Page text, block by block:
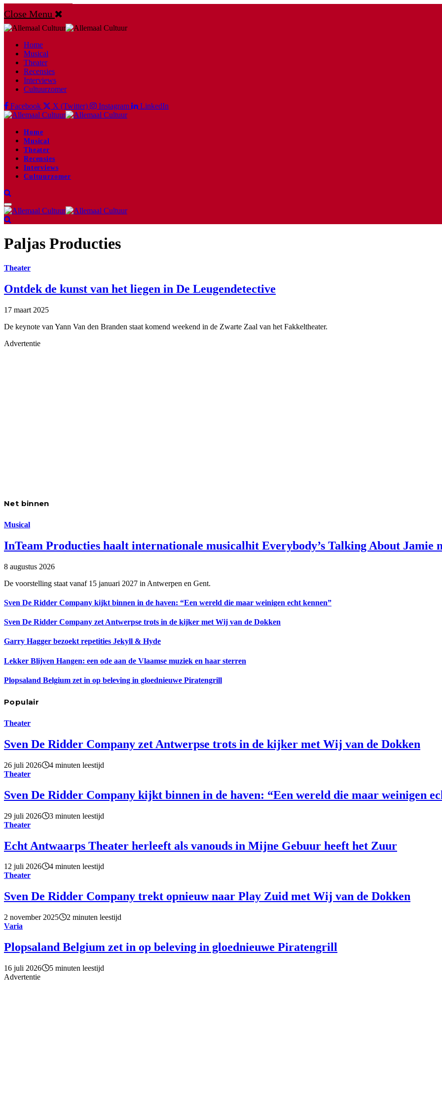
Close Menu
Home
Musical
Theater
Recensies
Interviews
Cultuurzomer
Facebook
X (Twitter) Instagram LinkedIn
Home
Musical
Theater
Recensies
Interviews
Cultuurzomer
Paljas Producties
Theater
Ontdek de kunst van het liegen in De Leugendetective
17 maart 2025
De keynote van Yann Van den Branden staat komend weekend in de Zwarte Zaal van het Fakkeltheater.
Advertentie
Net binnen
Musical
InTeam Producties haalt internationale musicalhit Everybody’s Talking About Jamie
8 augustus 2026
De voorstelling staat vanaf 15 januari 2027 in Antwerpen en Gent.
Sven De Ridder Company kijkt binnen in de haven: “Een wereld die maar weinigen echt kennen”
Sven De Ridder Company zet Antwerpse trots in de kijker met Wij van de Dokken
Garry Hagger bezoekt repetities Jekyll & Hyde
Lekker Blijven Hangen: een ode aan de Vlaamse muziek en haar sterren
Plopsaland Belgium zet in op beleving in gloednieuwe Piratengrill
Populair
Theater
Sven De Ridder Company zet Antwerpse trots in de kijker met Wij van de Dokken
26 juli 2026
4 minuten leestijd
Theater
Sven De Ridder Company kijkt binnen in de haven: “Een wereld die maar weinigen
29 juli 2026
3 minuten leestijd
Theater
Echt Antwaarps Theater herleeft als vanouds in Mijne Gebuur heeft het Zuur
12 juli 2026
4 minuten leestijd
Theater
Sven De Ridder Company trekt opnieuw naar Play Zuid met Wij van de Dokken
2 november 2025
2 minuten leestijd
Varia
Plopsaland Belgium zet in op beleving in gloednieuwe Piratengrill
16 juli 2026
5 minuten leestijd
Advertentie